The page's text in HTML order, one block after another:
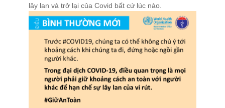
lây lan và trở lại của Covid bất cứ lúc nào.
DỊCH VỤ
Xử Lý Nguyên Liệu
Tạo Hạt Cốm
Tạo Hạt Pellet
Giải Pháp Trộn Khô